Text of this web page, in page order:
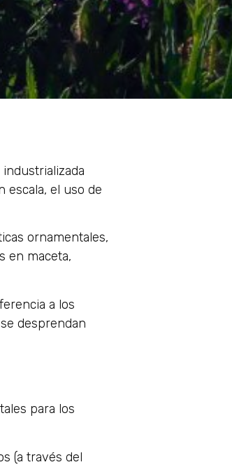
escala, el uso de
ornamentales,
en maceta,
a los
desprendan
para los
(a través del